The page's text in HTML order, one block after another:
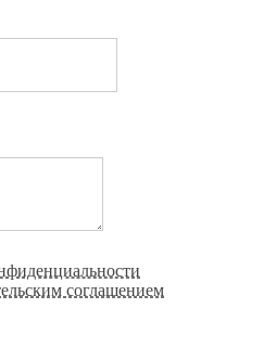
соглашением